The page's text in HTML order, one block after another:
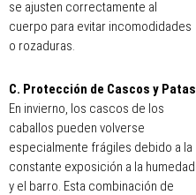
se ajusten correctamente al
cuerpo para evitar incomodidades
o rozaduras.
C. Protección de Cascos y Patas
En invierno, los cascos de los
caballos pueden volverse
especialmente frágiles debido a la
constante exposición a la humedad
y el barro. Esta combinación de